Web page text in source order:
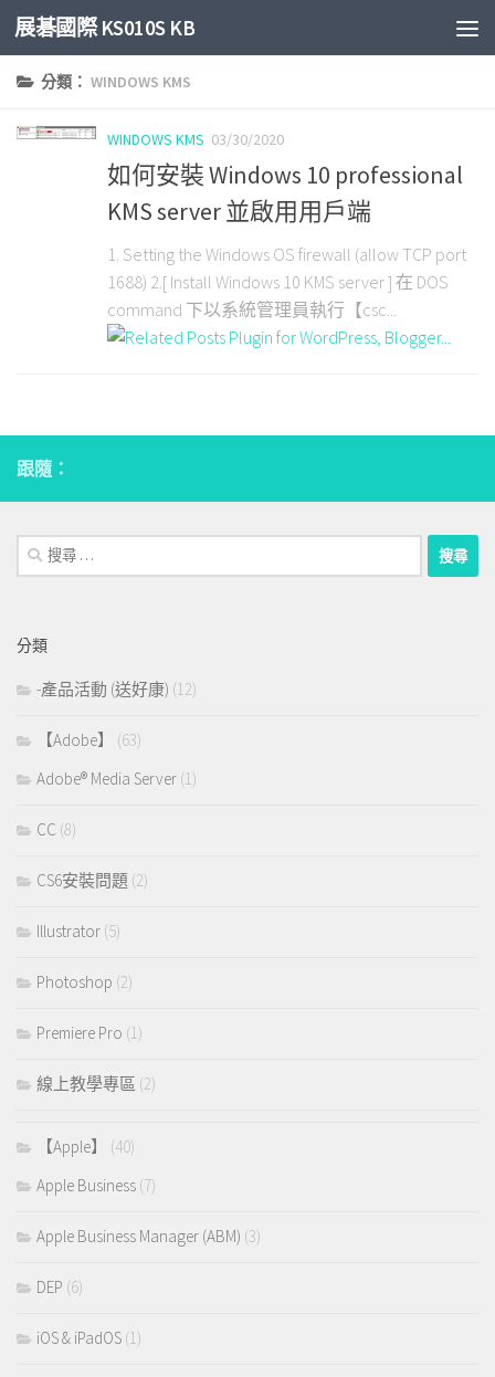
Skip to content
展碁國際 KS010S KB
分類： WINDOWS KMS
WINDOWS KMS 03/30/2020
如何安裝 Windows 10 professional
KMS server 並啟用用戶端
1. Setting the Windows OS firewall (allow TCP port
1688) 2.[ Install Windows 10 KMS server ] 在 DOS
command 下以系統管理員執行【csc...
跟隨：
搜
尋：
分類
-產品活動 (送好康) (12)
【Adobe】
(63)
Adobe® Media Server (1)
CC (8)
CS6安裝問題 (2)
Illustrator (5)
Photoshop (2)
Premiere Pro (1)
線上教學專區 (2)
【Apple】
(40)
Apple Business (7)
Apple Business Manager (ABM) (3)
DEP (6)
iOS & iPadOS (1)